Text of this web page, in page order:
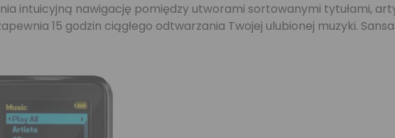
intuicyjną nawigację pomiędzy utworami sortowanymi tytułami,
15 godzin ciągłego odtwarzania Twojej ulubionej muzyki.